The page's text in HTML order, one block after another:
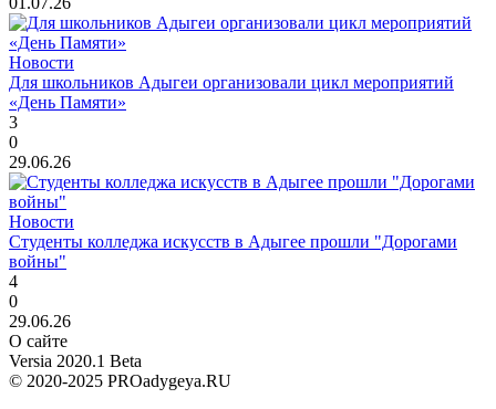
Новости
Для школьников Адыгеи организовали цикл мероприятий
«День Памяти»
3
0
29.06.26
Новости
Студенты колледжа искусств в Адыгее прошли "Дорогами
войны"
4
0
29.06.26
О сайте
Versia 2020.1 Beta
© 2020-2025 PROadygeya.RU